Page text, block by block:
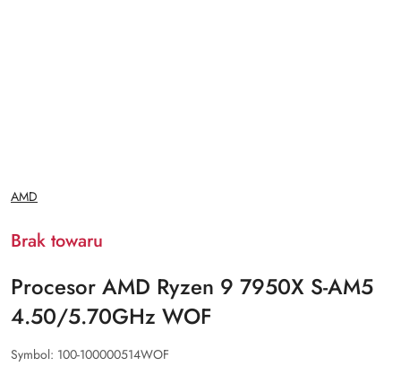
NAZWA
PRODUCENTA:
AMD
Brak towaru
Procesor AMD Ryzen 9 7950X S-AM5
4.50/5.70GHz WOF
Symbol: 100-100000514WOF